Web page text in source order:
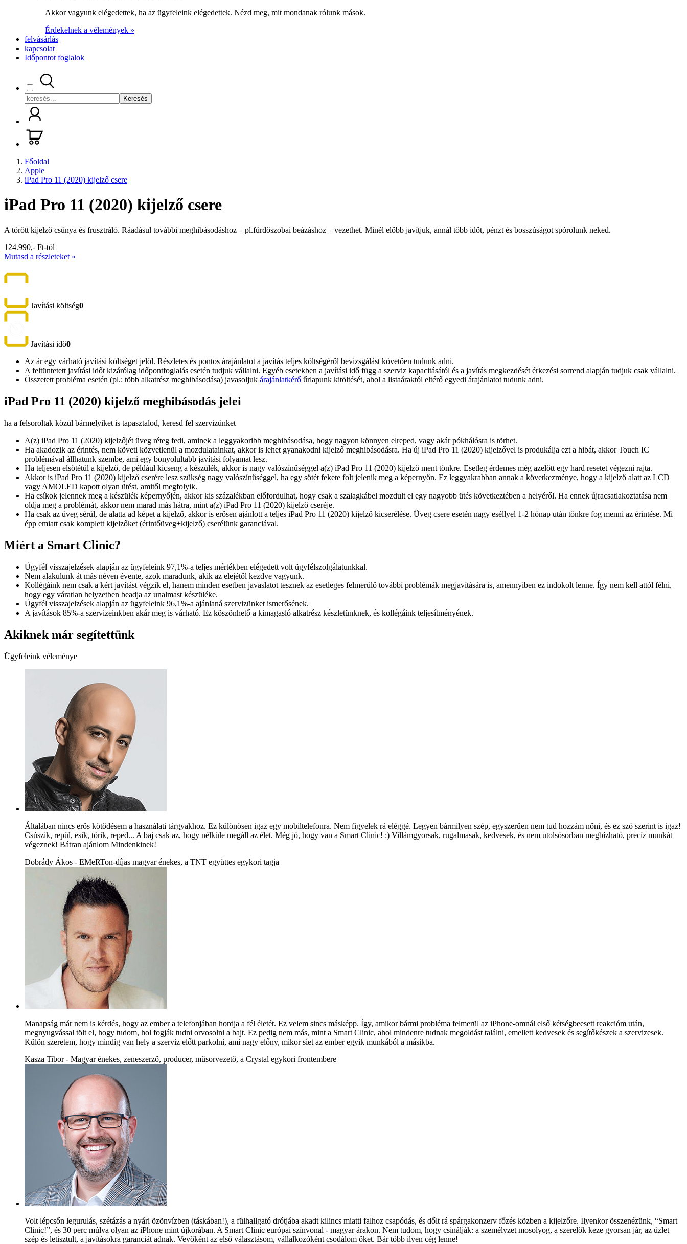
Akkor vagyunk elégedettek, ha az ügyfeleink elégedettek. Nézd meg, mit mondanak rólunk mások.
Érdekelnek a vélemények »
felvásárlás
kapcsolat
Időpontot foglalok
Keresés
Főoldal
Apple
iPad Pro 11 (2020) kijelző csere
iPad Pro 11 (2020) kijelző csere
A törött kijelző csúnya és frusztráló. Ráadásul további meghibásodáshoz – pl.fürdőszobai beázáshoz – vezethet. Minél előbb javítjuk, annál több időt, pénzt és bosszúságot spórolunk neked.
124.990,- Ft-tól
Mutasd a részleteket »
Javítási költség0
Javítási idő0
Az ár egy várható javítási költséget jelöl. Részletes és pontos árajánlatot a javítás teljes költségéről bevizsgálást követően tudunk adni.
A feltüntetett javítási időt kizárólag időpontfoglalás esetén tudjuk vállalni. Egyéb esetekben a javítási idő függ a szerviz kapacitásától és a javítás megkezdését érkezési sorrend alapján tudjuk csak vállalni.
Összetett probléma esetén (pl.: több alkatrész meghibásodása) javasoljuk árajánlatkérő űrlapunk kitöltését, ahol a listaáraktól eltérő egyedi árajánlatot tudunk adni.
iPad Pro 11 (2020) kijelző meghibásodás jelei
ha a felsoroltak közül bármelyiket is tapasztalod, keresd fel szervizünket
A(z) iPad Pro 11 (2020) kijelzőjét üveg réteg fedi, aminek a leggyakoribb meghibásodása, hogy nagyon könnyen elreped, vagy akár pókhálósra is törhet.
Ha akadozik az érintés, nem követi közvetlenül a mozdulatainkat, akkor is lehet gyanakodni kijelző meghibásodásra. Ha új iPad Pro 11 (2020) kijelzővel is produkálja ezt a hibát, akkor Touch IC
problémával állhatunk szembe, ami egy bonyolultabb javítási folyamat lesz.
Ha teljesen elsötétül a kijelző, de például kicseng a készülék, akkor is nagy valószínűséggel a(z) iPad Pro 11 (2020) kijelző ment tönkre. Esetleg érdemes még azelőtt egy hard resetet végezni rajta.
Akkor is iPad Pro 11 (2020) kijelző cserére lesz szükség nagy valószínűséggel, ha egy sötét fekete folt jelenik meg a képernyőn. Ez leggyakrabban annak a következménye, hogy a kijelző alatt az LCD
vagy AMOLED kapott olyan ütést, amitől megfolyik.
Ha csíkok jelennek meg a készülék képernyőjén, akkor kis százalékban előfordulhat, hogy csak a szalagkábel mozdult el egy nagyobb ütés következtében a helyéről. Ha ennek újracsatlakoztatása nem
oldja meg a problémát, akkor nem marad más hátra, mint a(z) iPad Pro 11 (2020) kijelző cseréje.
Ha csak az üveg sérül, de alatta ad képet a kijelző, akkor is erősen ajánlott a teljes iPad Pro 11 (2020) kijelző kicserélése. Üveg csere esetén nagy eséllyel 1-2 hónap után tönkre fog menni az érintése. Mi
épp emiatt csak komplett kijelzőket (érintőüveg+kijelző) cserélünk garanciával.
Miért a Smart Clinic?
Ügyfél visszajelzések alapján az ügyfeleink 97,1%-a teljes mértékben elégedett volt ügyfélszolgálatunkkal.
Nem alakulunk át más néven évente, azok maradunk, akik az elejétől kezdve vagyunk.
Kollégáink nem csak a kért javítást végzik el, hanem minden esetben javaslatot tesznek az esetleges felmerülő további problémák megjavítására is, amennyiben ez indokolt lenne. Így nem kell attól félni,
hogy egy váratlan helyzetben beadja az unalmast készüléke.
Ügyfél visszajelzések alapján az ügyfeleink 96,1%-a ajánlaná szervizünket ismerősének.
A javítások 85%-a szervizeinkben akár meg is várható. Ez köszönhető a kimagasló alkatrész készletünknek, és kollégáink teljesítményének.
Akiknek már segítettünk
Ügyfeleink véleménye
Általában nincs erős kötődésem a használati tárgyakhoz. Ez különösen igaz egy mobiltelefonra. Nem figyelek rá eléggé. Legyen bármilyen szép, egyszerűen nem tud hozzám nőni, és ez szó szerint is igaz!
Csúszik, repül, esik, törik, reped... A baj csak az, hogy nélküle megáll az élet. Még jó, hogy van a Smart Clinic! :) Villámgyorsak, rugalmasak, kedvesek, és nem utolsósorban megbízható, precíz munkát
végeznek! Bátran ajánlom Mindenkinek!
Dobrády Ákos - EMeRTon-díjas magyar énekes, a TNT együttes egykori tagja
Manapság már nem is kérdés, hogy az ember a telefonjában hordja a fél életét. Ez velem sincs másképp. Így, amikor bármi probléma felmerül az iPhone-omnál első kétségbeesett reakcióm után,
megnyugvással tölt el, hogy tudom, hol fogják tudni orvosolni a bajt. Ez pedig nem más, mint a Smart Clinic, ahol mindenre tudnak megoldást találni, emellett kedvesek és segítőkészek a szervizesek.
Külön szeretem, hogy mindig van hely a szerviz előtt parkolni, ami nagy előny, mikor siet az ember egyik munkából a másikba.
Kasza Tibor - Magyar énekes, zeneszerző, producer, műsorvezető, a Crystal egykori frontembere
Volt lépcsőn legurulás, szétázás a nyári özönvízben (táskában!), a fülhallgató drótjába akadt kilincs miatti falhoz csapódás, és dőlt rá spárgakonzerv főzés közben a kijelzőre. Ilyenkor összenézünk, “Smart
Clinic!”, és 30 perc múlva olyan az iPhone mint újkorában. A Smart Clinic európai színvonal - magyar árakon. Nem tudom, hogy csinálják: a személyzet mosolyog, a szerelők keze gyorsan jár, az üzlet
szép és letisztult, a javításokra garanciát adnak. Vevőként az első választásom, vállalkozóként csodálom őket. Bár több ilyen cég lenne!